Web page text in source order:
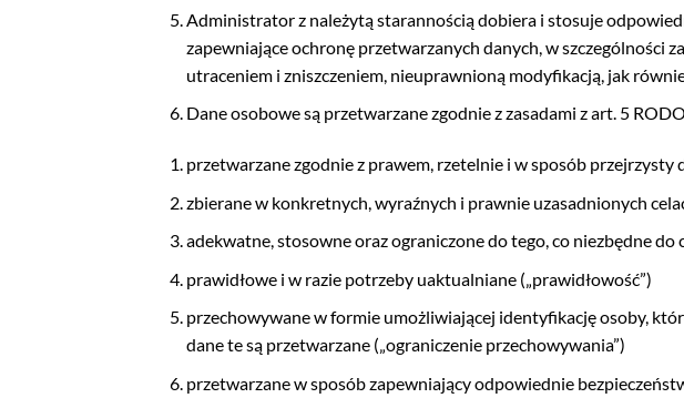
Administrator z należytą starannością dobiera i stosuje
zapewniające ochronę przetwarzanych danych, w szczególności
utraceniem i zniszczeniem, nieuprawnioną modyfikacją, jak
Dane osobowe są przetwarzane zgodnie z zasadami z art. 5
przetwarzane zgodnie z prawem, rzetelnie i w sposób przejrzysty
zbierane w konkretnych, wyraźnych i prawnie uzasadnionych
adekwatne, stosowne oraz ograniczone do tego, co niezbędne
prawidłowe i w razie potrzeby uaktualniane („prawidłowość”)
przechowywane w formie umożliwiającej identyfikację osoby,
dane te są przetwarzane („ograniczenie przechowywania”)
przetwarzane w sposób zapewniający odpowiednie